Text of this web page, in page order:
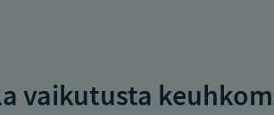
vaikutusta